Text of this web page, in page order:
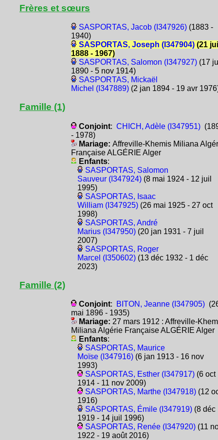
Frères et sœurs
SASPORTAS, Jacob (I347926)(1883 -
1940)
SASPORTAS, Joseph (I347904)(21
1888 - 1967)
SASPORTAS, Salomon (I347927)(17
1890 - 5 nov 1914)
SASPORTAS, Mickaël
Michel (I347889)(2 jan 1894 - 19 avr
Famille (1)
Conjoint: CHICH, Adèle (I347951)
- 1978)
Mariage: Affreville-Khemis Miliana
Française ALGÉRIE Alger
Enfants:
SASPORTAS, Salomon
Sauveur (I347924)(8 mai 1924 - 12 juil
1995)
SASPORTAS, Isaac
William (I347925)(26 mai 1925 - 27 oct
1998)
SASPORTAS, André
Marius (I347950)(20 jan 1931 - 7 juil
2007)
SASPORTAS, Roger
Marcel (I350602)(13 déc 1932 - 1 déc
2023)
Famille (2)
Conjoint: BITON, Jeanne (I347905)
mai 1896 - 1935)
Mariage: 27 mars 1912 : Affreville-
Miliana Algérie Française ALGÉRIE Alger
Enfants:
SASPORTAS, Maurice
Moïse (I347916)(6 jan 1913 - 16 nov
1993)
SASPORTAS, Esther (I347917)(6 oct
1914 - 11 nov 2009)
SASPORTAS, Marthe (I347918)(12
1916)
SASPORTAS, Émile (I347919)(8 déc
1919 - 14 juil 1996)
SASPORTAS, Renée (I347920)(11
1922 - 19 août 2016)